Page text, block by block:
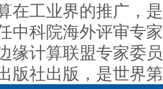
在工业界的推广，
中科院海外评审专
缘计算联盟专家委
版社出版，是世界